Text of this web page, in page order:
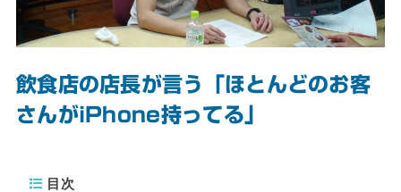
飲食店の店長が言う「ほとんどのお客
さんがiPhone持ってる」
目次